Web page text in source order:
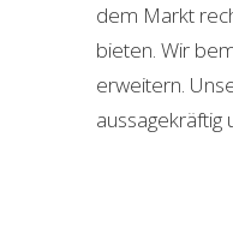
dem Markt
bieten. Wir
erweitern.
aussagekräftig